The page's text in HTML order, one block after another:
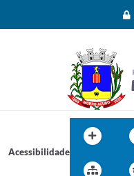
Acessibilidade